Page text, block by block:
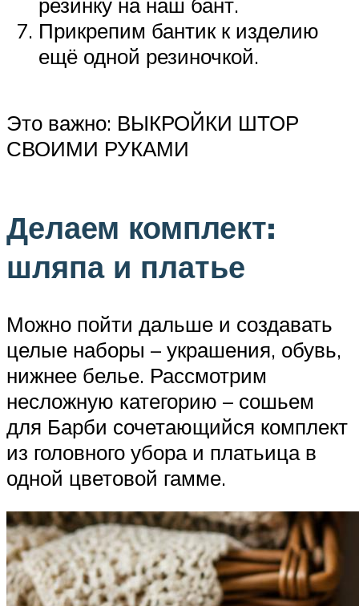
Прикрепим бантик к изделию
ещё одной резиночкой.
Это важно: ВЫКРОЙКИ ШТОР
СВОИМИ РУКАМИ
Делаем комплект:
шляпа и платье
Можно пойти дальше и создавать
целые наборы – украшения, обувь,
нижнее белье. Рассмотрим
несложную категорию – сошьем
для Барби сочетающийся комплект
из головного убора и платьица в
одной цветовой гамме.